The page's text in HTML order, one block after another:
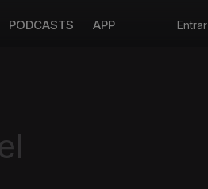
PODCASTS APP Entrar